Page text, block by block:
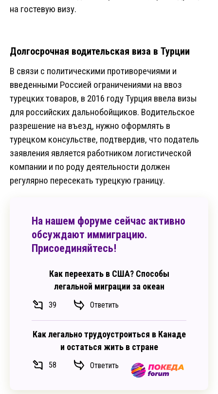
на гостевую визу.
Долгосрочная водительская виза в Турции
В связи с политическими противоречиями и
введенными Россией ограничениями на ввоз
турецких товаров, в 2016 году Турция ввела визы
для российских дальнобойщиков. Водительское
разрешение на въезд, нужно оформлять в
турецком консульстве, подтвердив, что податель
заявления является работником логистической
компании и по роду деятельности должен
регулярно пересекать турецкую границу.
На нашем форуме сейчас активно
обсуждают иммиграцию.
Присоединяйтесь!
Как переехать в США? Способы
легальной миграции за океан
39 Ответить
Как легально трудоустроиться в Канаде
и остаться жить в стране
58 Ответить